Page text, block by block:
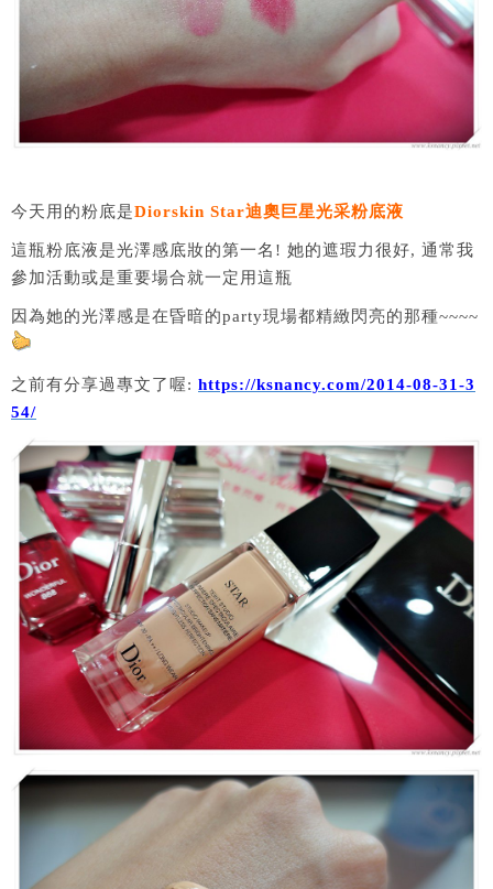
今天用的粉底是Diorskin Star迪奧巨星光采粉底液
這瓶粉底液是光澤感底妝的第一名! 她的遮瑕力很好, 通常我
參加活動或是重要場合就一定用這瓶
因為她的光澤感是在昏暗的party現場都精緻閃亮的那種~~~~
之前有分享過專文了喔: https://ksnancy.com/2014-08-31-3
54/